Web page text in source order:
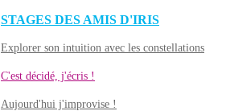
STAGES DES AMIS D'IRIS
Explorer son intuition avec les constellations
C'est décidé, j'écris !
Aujourd'hui j'improvise !